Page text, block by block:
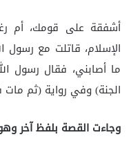
أشفقة على قومك، أم
الإسلام، قاتلت مع رسول
ما أصابني، فقال رسول
الجنة) وفي رواية (ثم
وجاءت القصة بلفظ آخر